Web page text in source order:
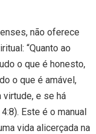
não oferece
“Quanto ao
o que é honesto,
o que é amável,
virtude, e se há
Este é o manual
vida alicerçada na